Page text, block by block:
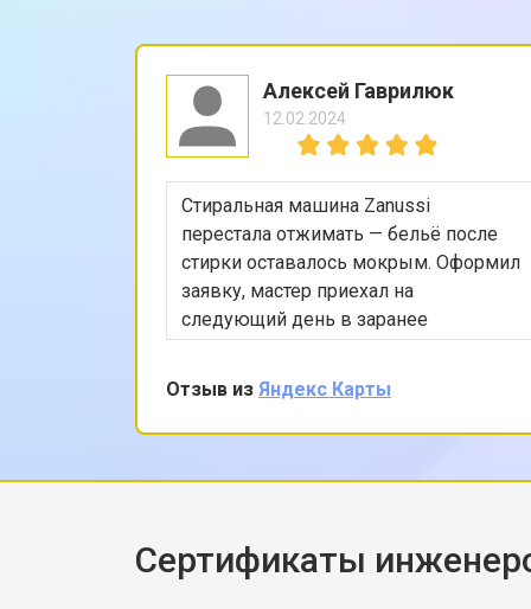
Ремонт или замена системы
Ремонт или замена пружины
Замена платы сенсорного
Замена водоприёмника
Замена панели управления
Замена блока управления
Алексей Гаврилюк
12.02.2024
Стиральная машина Zanussi
перестала отжимать — бельё после
стирки оставалось мокрым. Оформил
заявку, мастер приехал на
следующий день в заранее
согласованное время. Проверил
насос, режимы программы, снял
заднюю панель и показал, что
ремень частично порвался и
лишних разговоров, после чего
убедился, что вращение барабана
корректное. Рассказал, как
Отзыв из Яндекс Карты
Сертификаты